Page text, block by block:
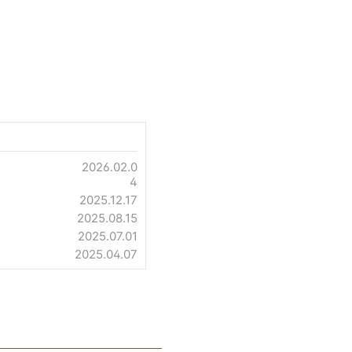
2026.02.0
4
2025.12.17
2025.08.15
2025.07.01
2025.04.07